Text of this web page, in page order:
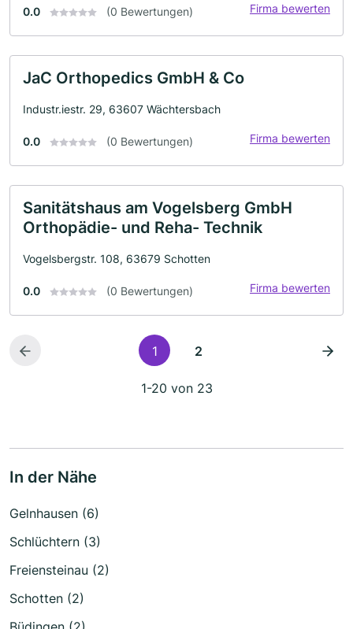
0.0 (0 Bewertungen) Firma bewerten
JaC Orthopedics GmbH & Co
Industr.iestr. 29, 63607 Wächtersbach
0.0 (0 Bewertungen) Firma bewerten
Sanitätshaus am Vogelsberg GmbH
Orthopädie- und Reha- Technik
Vogelsbergstr. 108, 63679 Schotten
0.0 (0 Bewertungen) Firma bewerten
1 2
1-20 von 23
In der Nähe
Gelnhausen (6)
Schlüchtern (3)
Freiensteinau (2)
Schotten (2)